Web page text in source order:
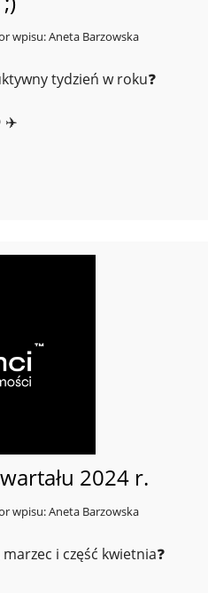
wpisu: Aneta Barzowska
tydzień w roku❓
✈️
2024 r.
wpisu: Aneta Barzowska
i część kwietnia❓